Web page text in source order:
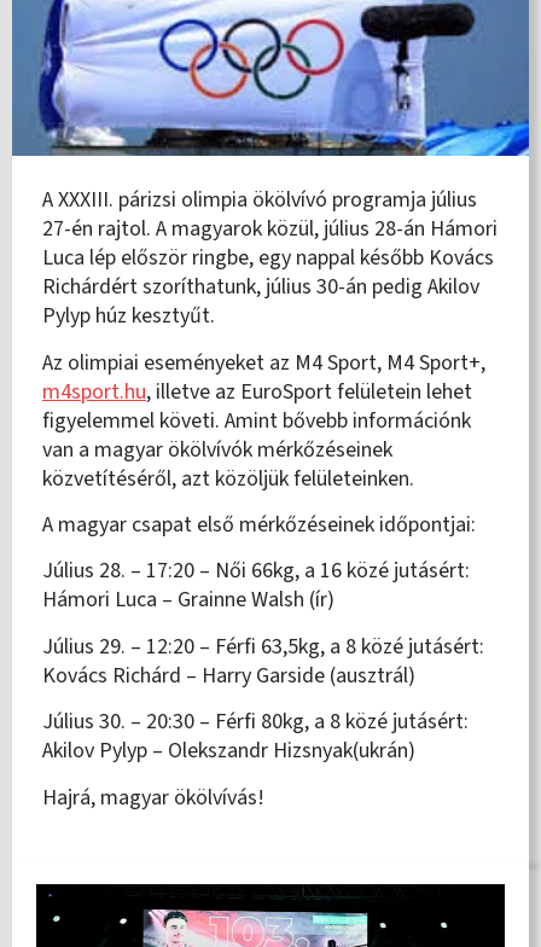
A XXXIII. párizsi olimpia ökölvívó programja július
27-én rajtol. A magyarok közül, július 28-án Hámori
Luca lép először ringbe, egy nappal később Kovács
Richárdért szoríthatunk, július 30-án pedig Akilov
Pylyp húz kesztyűt.
Az olimpiai eseményeket az M4 Sport, M4 Sport+,
m4sport.hu, illetve az EuroSport felületein lehet
figyelemmel követi. Amint bővebb információnk
van a magyar ökölvívók mérkőzéseinek
közvetítéséről, azt közöljük felületeinken.
A magyar csapat első mérkőzéseinek időpontjai:
Július 28. – 17:20 – Női 66kg, a 16 közé jutásért:
Hámori Luca – Grainne Walsh (ír)
Július 29. – 12:20 – Férfi 63,5kg, a 8 közé jutásért:
Kovács Richárd – Harry Garside (ausztrál)
Július 30. – 20:30 – Férfi 80kg, a 8 közé jutásért:
Akilov Pylyp – Olekszandr Hizsnyak(ukrán)
Hajrá, magyar ökölvívás!